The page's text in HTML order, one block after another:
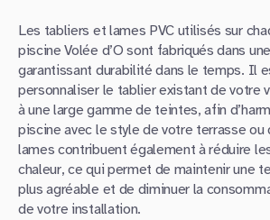
Les tabliers et lames PVC utilisés sur
piscine Volée d’O sont fabriqués dans
garantissant durabilité dans le temps. Il
personnaliser le tablier existant de votre
à une large gamme de teintes, afin
piscine avec le style de votre terrasse ou
lames contribuent également à réduire
chaleur, ce qui permet de maintenir une
plus agréable et de diminuer la
de votre installation.